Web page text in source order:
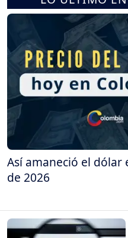
Así amaneció el dólar
de 2026